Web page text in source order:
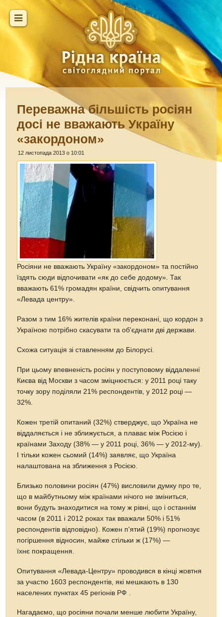
Переважна більшість росіян
досі не вважають Україну
«закордоном»
12 листопада 2013 о 10:01
Росіяни не вважають Україну «закордоном» та постійно
їздять сюди відпочивати «як до себе додому». Так
вважають 61% громадян країни, свідчить опитування
«Левада центру».
Разом з тим 16% жителів країни переконані, що кордон з
Україною потрібно скасувати та об'єднати дві держави.
Схожа ситуація зі ставленням до Білорусі.
При цьому впевненість росіян у поступовому віддаленні
Києва від Москви з часом зміцнюється: у 2011 році таку
точку зору поділяли 21% респондентів, у 2012 році —
32%.
Кожен третій опитаний (32%) стверджує, що Україна не
віддаляється і не зближується, а плаває між Росією і
країнами Заходу (38% — у 2011 році, 36% — у 2012-му).
І тільки кожен сьомий (14%) заявляє, що Україна
налаштована на зближення з Росією.
Близько половини росіян (47%) висловили думку про те,
що в майбутньому між країнами нічого не зміниться,
вони будуть знаходитися на тому ж рівні, що і останнім
часом (в 2011 і 2012 роках так вважали 50% і 51%
респондентів відповідно). Кожен п'ятий (19%) прогнозує
погіршення відносин, майже стільки ж (17%) —
їхнє покращення.
Опитування «Левада-Центру» проводився в кінці жовтня
за участю 1603 респондентів, які мешкають в 130
населених пунктах 45 регіонів РФ .
Нагадаємо, що росіяни почали менше любити Україну,